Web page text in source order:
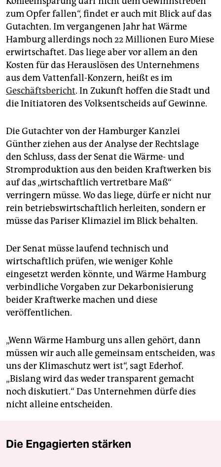
zum Opfer fallen“, findet er auch mit Blick auf das
Gutachten. Im vergangenen Jahr hat Wärme
Hamburg allerdings noch 22 Millionen Euro Miese
erwirtschaftet. Das liege aber vor allem an den
Kosten für das Herauslösen des Unternehmens
aus dem Vattenfall-Konzern, heißt es im
Geschäftsbericht. In Zukunft hoffen die Stadt und
die Ini­tiatoren des Volksentscheids auf Gewinne.
Die Gutachter von der Hamburger Kanzlei
Günther ziehen aus der Analyse der Rechtslage
den Schluss, dass der Senat die Wärme- und
Stromproduktion aus den beiden Kraftwerken bis
auf das „wirtschaftlich vertretbare Maß“
verringern müsse. Wo das liege, dürfe er nicht nur
rein betriebswirtschaftlich herleiten, sondern er
müsse das Pariser Klimaziel im Blick behalten.
Der Senat müsse laufend technisch und
wirtschaftlich prüfen, wie weniger Kohle
eingesetzt werden könnte, und Wärme Hamburg
verbindliche Vorgaben zur Dekarbonisierung
beider Kraftwerke machen und diese
veröffentlichen.
„Wenn Wärme Hamburg uns allen gehört, dann
müssen wir auch alle gemeinsam entscheiden, was
uns der Klimaschutz wert ist“, sagt Ederhof.
„Bislang wird das weder transparent gemacht
noch diskutiert.“ Das Unternehmen dürfe dies
nicht alleine entscheiden.
Die Engagierten stärken